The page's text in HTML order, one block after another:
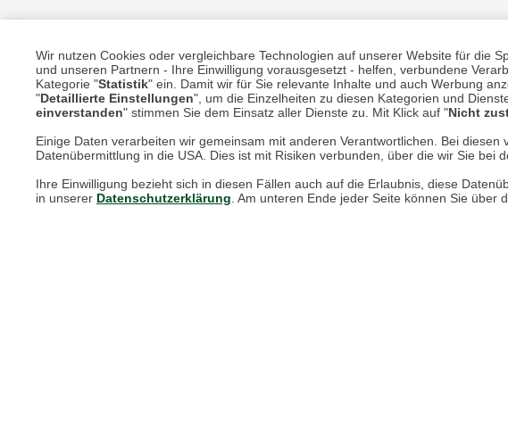
Wir nutzen Cookies oder vergleichbare Technologien auf unserer Website für die
und unseren Partnern - Ihre Einwilligung vorausgesetzt - helfen, verbundene
Kategorie "Statistik" ein. Damit wir für Sie relevante Inhalte und auch Werbung
"Detaillierte Einstellungen", um die Einzelheiten zu diesen Kategorien und
einverstanden" stimmen Sie dem Einsatz aller Dienste zu. Mit Klick auf "Nicht
Einige Daten verarbeiten wir gemeinsam mit anderen Verantwortlichen. Bei
Datenübermittlung in die USA. Dies ist mit Risiken verbunden, über die wir Sie bei
Ihre Einwilligung bezieht sich in diesen Fällen auch auf die Erlaubnis, diese
in unserer Datenschutzerklärung . Am unteren Ende jeder Seite können Sie über
Unsere Services für Sie
Online Magazin
Newsletter-Archiv
Größenberater
Blog "Die feine englische Art"
Mehr
Über
AGB